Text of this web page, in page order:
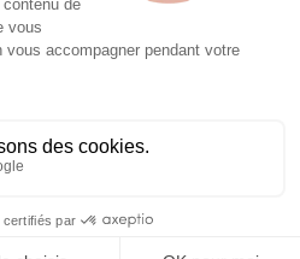
31 December 2026